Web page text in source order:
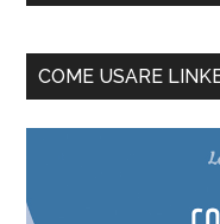
COME USARE